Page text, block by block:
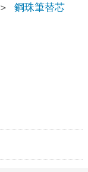
＞ 鋼珠筆替芯